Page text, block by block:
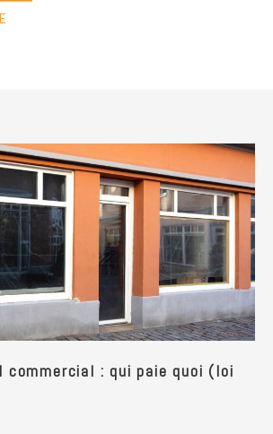
commercial : qui paie quoi (loi